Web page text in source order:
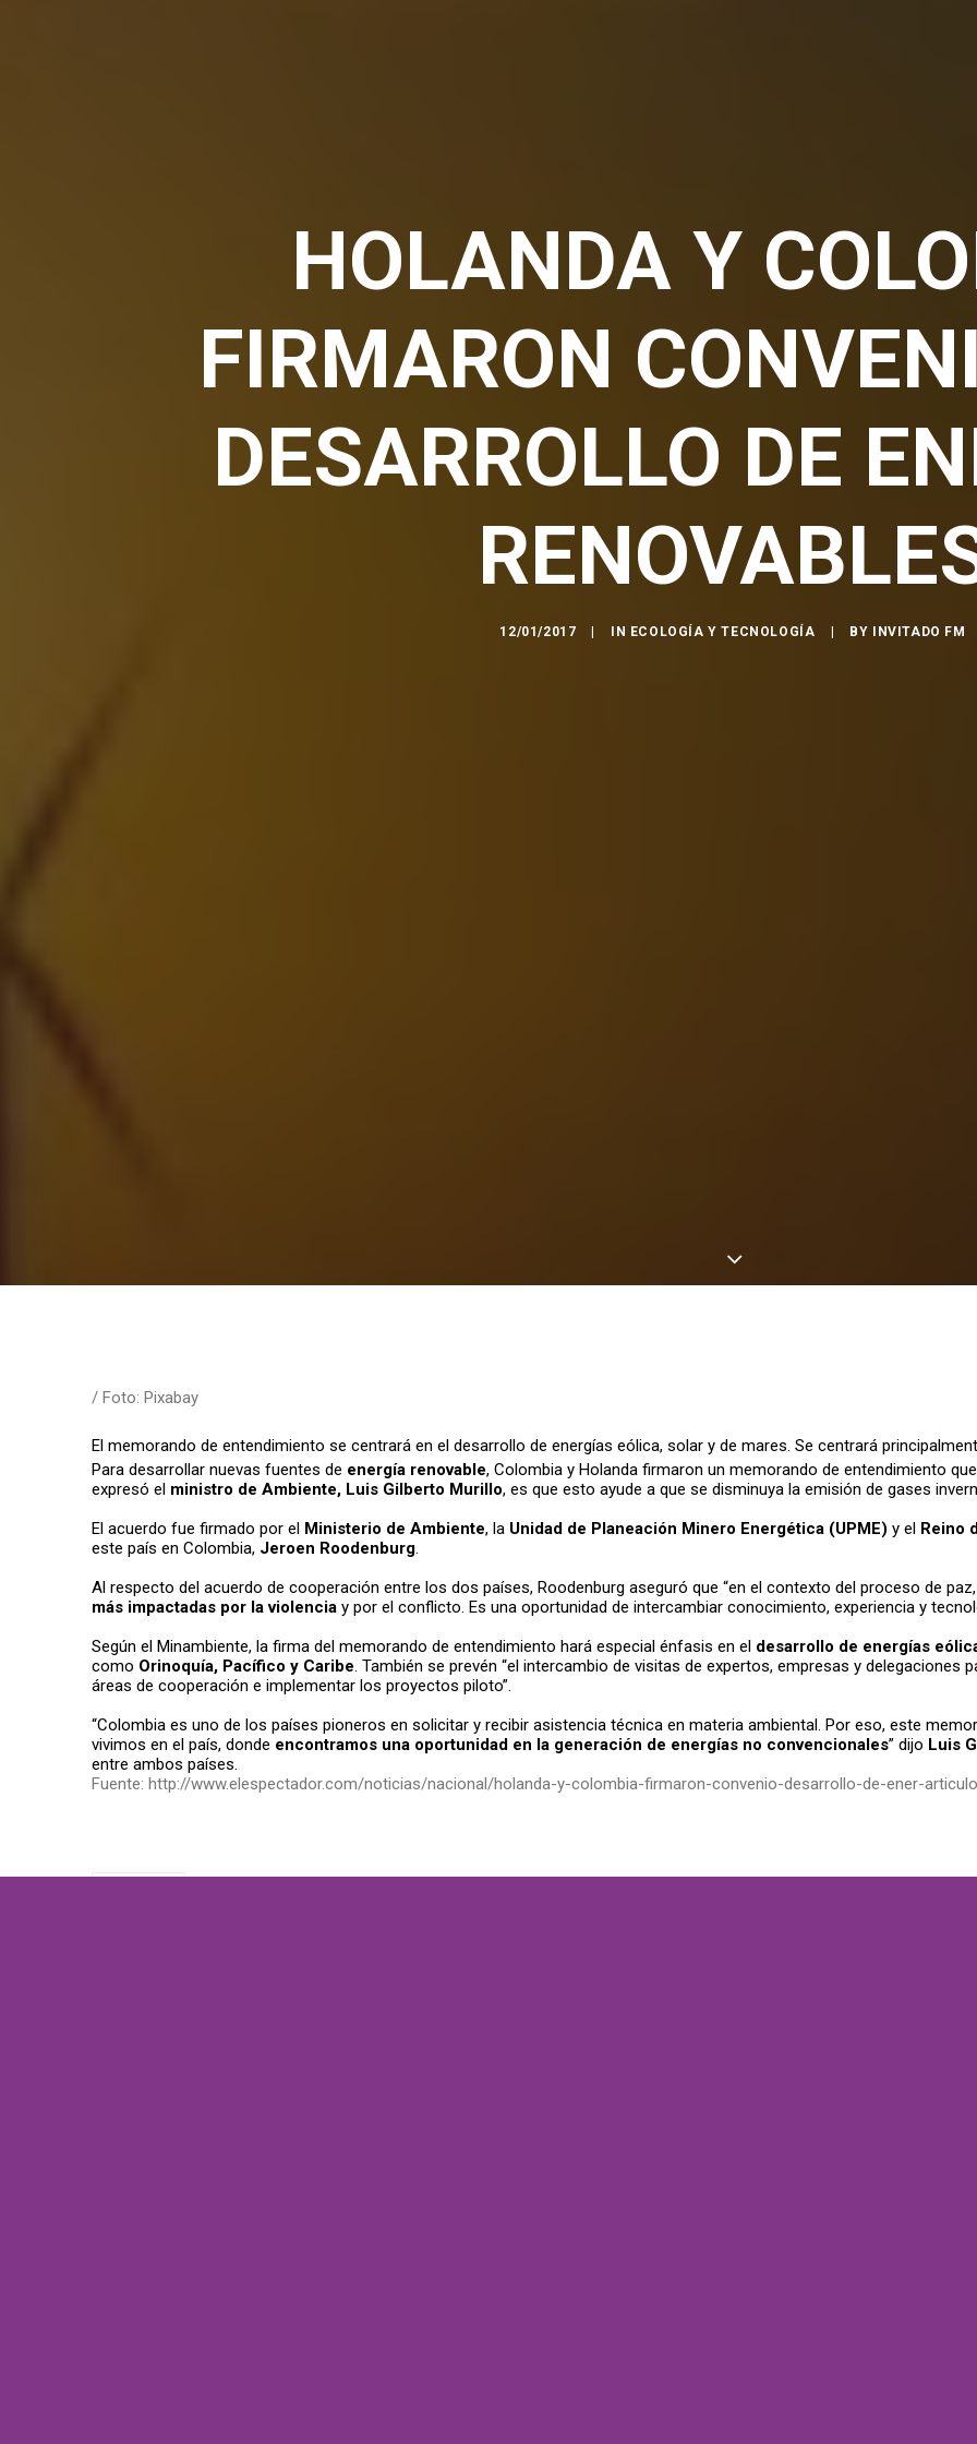
HOLANDA Y
FIRMARON
DESARROLLO DE
12/01/2017 IN ECOLOGÍA Y TECNOLOGÍA BY INVITADO FM
/ Foto: Pixabay
El memorando de entendimiento se centrará en el desarrollo de energías eólica, solar y de mares. Se centrará
Para desarrollar nuevas fuentes de energía renovable, Colombia y Holanda firmaron un memorando de entendimiento
expresó el ministro de Ambiente, Luis Gilberto Murillo, es que esto ayude a que se disminuya la emisión de gases
El acuerdo fue firmado por el Ministerio de Ambiente, la Unidad de Planeación Minero Energética (UPME) y el Reino
este país en Colombia, Jeroen Roodenburg.
Al respecto del acuerdo de cooperación entre los dos países, Roodenburg aseguró que “en el contexto del proceso de
más impactadas por la violencia y por el conflicto. Es una oportunidad de intercambiar conocimiento, experiencia y
Según el Minambiente, la firma del memorando de entendimiento hará especial énfasis en el desarrollo de energías
como Orinoquía, Pacífico y Caribe. También se prevén “el intercambio de visitas de expertos, empresas y
áreas de cooperación e implementar los proyectos piloto”.
“Colombia es uno de los países pioneros en solicitar y recibir asistencia técnica en materia ambiental. Por eso, este
vivimos en el país, donde encontramos una oportunidad en la generación de energías no convencionales” dijo Luis
entre ambos países.
Fuente: http://www.elespectador.com/noticias/nacional/holanda-y-colombia-firmaron-convenio-desarrollo-de-ener-